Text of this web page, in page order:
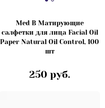
Med B Матирующие
салфетки для лица Facial Oil
Paper Natural Oil Control, 100
шт
250 руб.